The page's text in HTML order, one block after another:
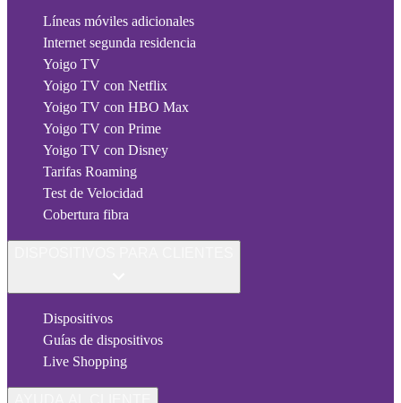
Líneas móviles adicionales
Internet segunda residencia
Yoigo TV
Yoigo TV con Netflix
Yoigo TV con HBO Max
Yoigo TV con Prime
Yoigo TV con Disney
Tarifas Roaming
Test de Velocidad
Cobertura fibra
Dispositivos
Guías de dispositivos
Live Shopping